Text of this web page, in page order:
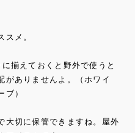
スメ。
揃えておくと野外で使うと
がありませんよ。（ホワイ
ブ）
大切に保管できますね。屋外